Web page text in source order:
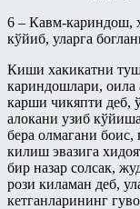
6 – Кавм-кариндош,
кўйиб, уларга
Киши хакикатни
кариндошлари, оила
карши чикяпти деб,
алокани узиб
бера олмагани
килиш эвазига
бир назар солсак,
рози киламан деб,
кетганларининг